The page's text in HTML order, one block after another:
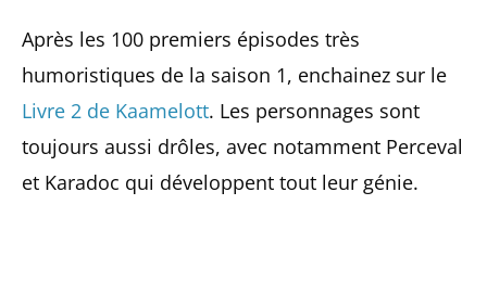
Après les 100 premiers épisodes très
humoristiques de la saison 1, enchainez sur le
Livre 2 de Kaamelott. Les personnages sont
toujours aussi drôles, avec notamment Perceval
et Karadoc qui développent tout leur génie.